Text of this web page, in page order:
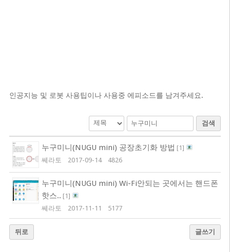
인공지능 및 로봇 사용팁이나 사용중 에피소드를 남겨주세요.
검색
누구미니(NUGU mini) 공장초기화 방법 [1]
쎄라토
2017-09-14 4826
누구미니(NUGU mini) Wi-Fi안되는 곳에서는 핸드폰
핫스.. [1]
쎄라토
2017-11-11 5177
뒤로 글쓰기